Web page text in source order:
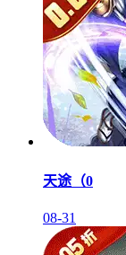
天途（0
08-31